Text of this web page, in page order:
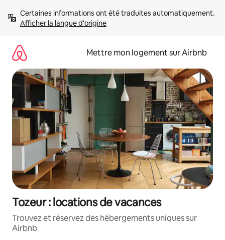
directement
Afficher la langue d'origine
Mettre mon logement sur Airbnb
Tozeur : locations de vacances
Trouvez et réservez des hébergements uniques sur
Airbnb